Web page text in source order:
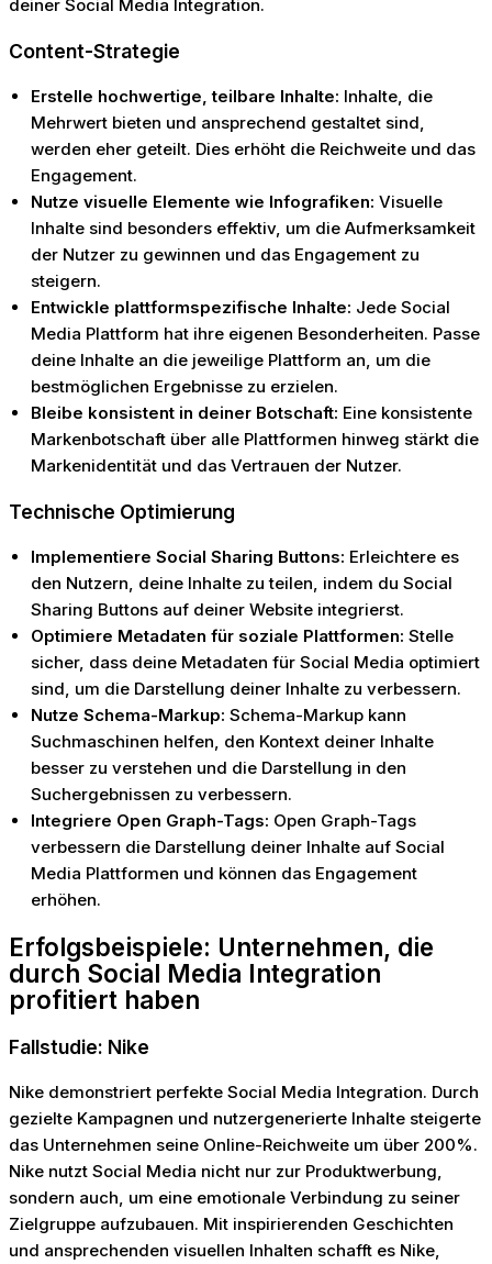
deiner Social Media Integration.
Content-Strategie
Erstelle hochwertige, teilbare Inhalte: Inhalte, die
Mehrwert bieten und ansprechend gestaltet sind,
werden eher geteilt. Dies erhöht die Reichweite und das
Engagement.
Nutze visuelle Elemente wie Infografiken: Visuelle
Inhalte sind besonders effektiv, um die Aufmerksamkeit
der Nutzer zu gewinnen und das Engagement zu
steigern.
Entwickle plattformspezifische Inhalte: Jede Social
Media Plattform hat ihre eigenen Besonderheiten. Passe
deine Inhalte an die jeweilige Plattform an, um die
bestmöglichen Ergebnisse zu erzielen.
Bleibe konsistent in deiner Botschaft: Eine konsistente
Markenbotschaft über alle Plattformen hinweg stärkt die
Markenidentität und das Vertrauen der Nutzer.
Technische Optimierung
Implementiere Social Sharing Buttons: Erleichtere es
den Nutzern, deine Inhalte zu teilen, indem du Social
Sharing Buttons auf deiner Website integrierst.
Optimiere Metadaten für soziale Plattformen: Stelle
sicher, dass deine Metadaten für Social Media optimiert
sind, um die Darstellung deiner Inhalte zu verbessern.
Nutze Schema-Markup: Schema-Markup kann
Suchmaschinen helfen, den Kontext deiner Inhalte
besser zu verstehen und die Darstellung in den
Suchergebnissen zu verbessern.
Integriere Open Graph-Tags: Open Graph-Tags
verbessern die Darstellung deiner Inhalte auf Social
Media Plattformen und können das Engagement
erhöhen.
Erfolgsbeispiele: Unternehmen, die
durch Social Media Integration
profitiert haben
Fallstudie: Nike
Nike demonstriert perfekte Social Media Integration. Durch
gezielte Kampagnen und nutzergenerierte Inhalte steigerte
das Unternehmen seine Online-Reichweite um über 200%.
Nike nutzt Social Media nicht nur zur Produktwerbung,
sondern auch, um eine emotionale Verbindung zu seiner
Zielgruppe aufzubauen. Mit inspirierenden Geschichten
und ansprechenden visuellen Inhalten schafft es Nike,